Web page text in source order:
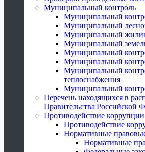
Муниципальный контроль
Муниципальный
Муниципальный
Муниципальный
Муниципальный
Муниципальный
Муниципальный
Муниципальный
теплоснабжения
Муниципальный
Перечень находящихся в
Правительства Российской
Противодействие коррупции
Противодействие
Нормативные
Нормативные